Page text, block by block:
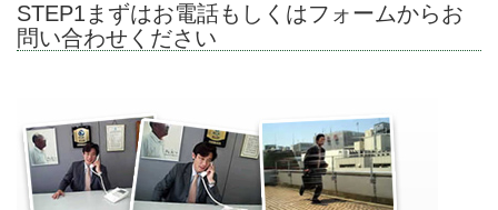
STEP1まずはお電話もしくはフォームからお
問い合わせください